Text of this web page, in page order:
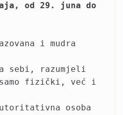
od 29. juna do
i mudra
sebi, razumjeli
fizički, već i
osoba